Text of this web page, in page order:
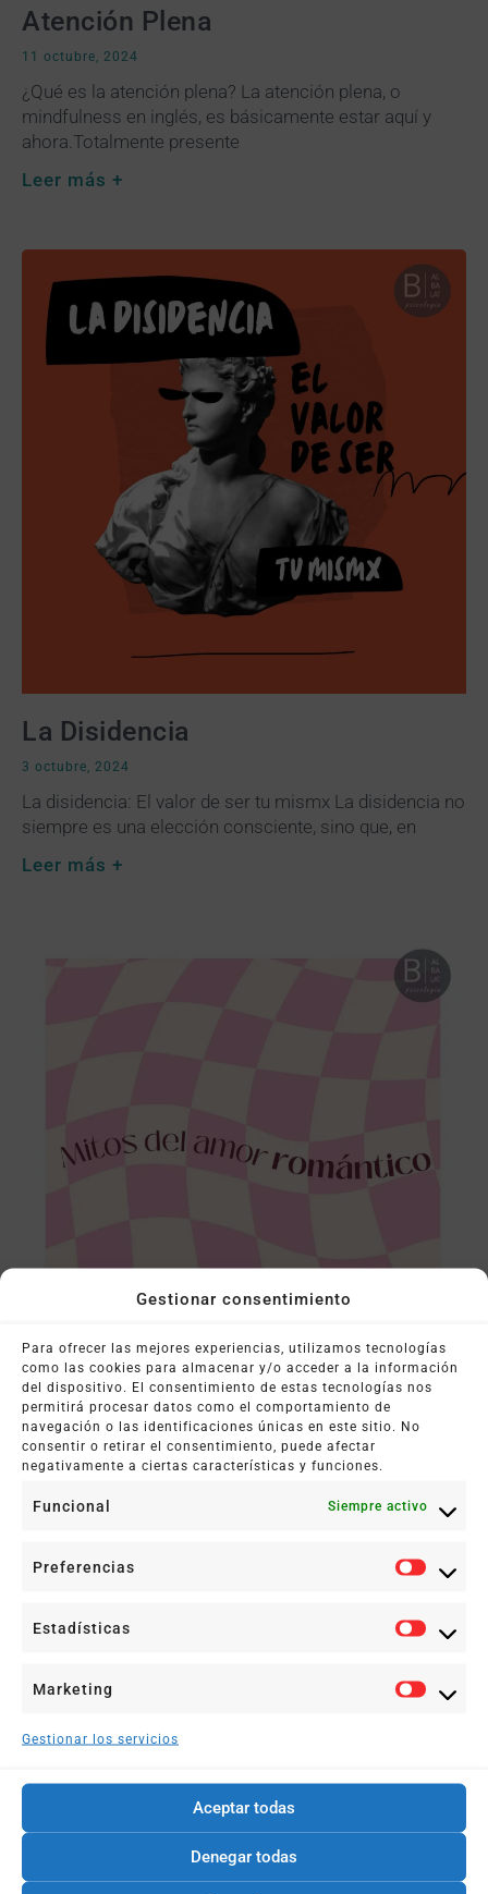
Gestionar consentimiento
Para ofrecer las mejores experiencias, utilizamos tecnologías
como las cookies para almacenar y/o acceder a la información
del dispositivo. El consentimiento de estas tecnologías nos
permitirá procesar datos como el comportamiento de
navegación o las identificaciones únicas en este sitio. No
consentir o retirar el consentimiento, puede afectar
negativamente a ciertas características y funciones.
Funcional Siempre activo
Preferencias
Estadísticas
Marketing
Gestionar los servicios
Aceptar todas
Denegar todas
Atención Plena
11 octubre, 2024
¿Qué es la atención plena? La atención plena, o
mindfulness en inglés, es básicamente estar aquí y
ahora.Totalmente presente
Leer más +
La Disidencia
3 octubre, 2024
La disidencia: El valor de ser tu mismx La disidencia no
siempre es una elección consciente, sino que, en
Leer más +
Mitos Del Amor Romántico
26 septiembre, 2024
una relación sana Tiempo estimado de lectura 3 min
Leer más +